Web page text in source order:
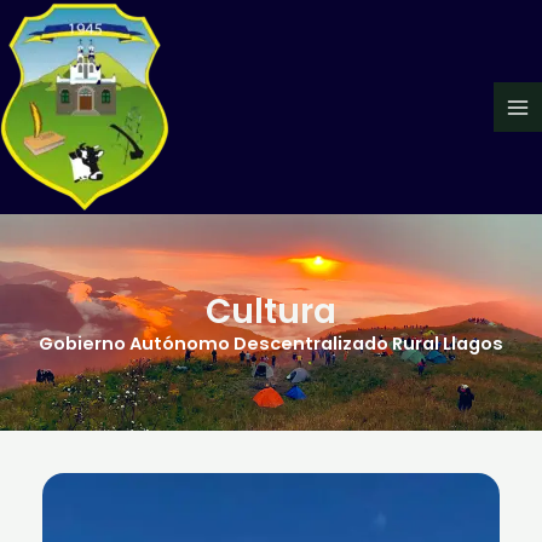
al
contenido
Cultura
Gobierno Autónomo Descentralizado Rural Llagos